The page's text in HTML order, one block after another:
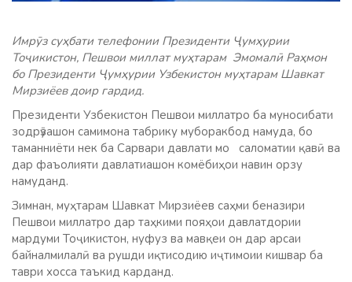
Имрӯз суҳбати телефонии Президенти Ҷумҳурии
Тоҷикистон, Пешвои миллат муҳтарам Эмомалӣ Раҳмон
бо Президенти Ҷумҳурии Узбекистон муҳтарам Шавкат
Мирзиёев доир гардид.
Президенти Узбекистон Пешвои миллатро ба муносибати
зодрӯзашон самимона табрику муборакбод намуда, бо
таманниёти нек ба Сарвари давлати мо саломатии қавӣ ва
дар фаъолияти давлатиашон комёбиҳои навин орзу
намуданд.
Зимнан, муҳтарам Шавкат Мирзиёев саҳми беназири
Пешвои миллатро дар таҳкими пояҳои давлатдории
мардуми Тоҷикистон, нуфуз ва мавқеи он дар арсаи
байналмилалӣ ва рушди иқтисодию иҷтимоии кишвар ба
таври хосса таъкид карданд.